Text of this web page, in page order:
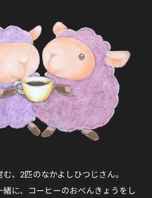
、2匹のなかよしひつじさん。
緒に、コーヒーのおべんきょうをし